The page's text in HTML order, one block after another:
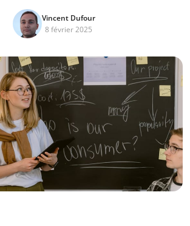
Vincent Dufour
8 février 2025